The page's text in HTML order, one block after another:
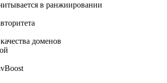
в ранжиировании
доменов